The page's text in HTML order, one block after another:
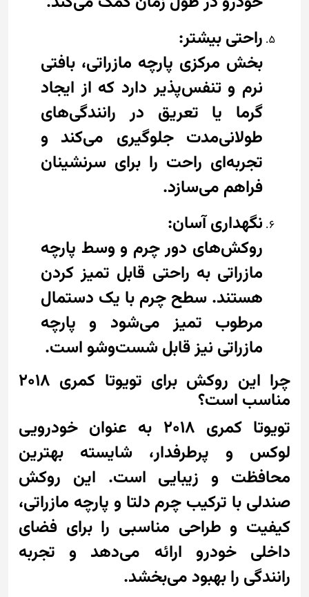
راحتی بیشتر:
بخش مرکزی پارچه مازراتی، بافتی
نرم و تنفس‌پذیر دارد که از ایجاد
گرما یا تعریق در رانندگی‌های
طولانی‌مدت جلوگیری می‌کند و
تجربه‌ای راحت را برای سرنشینان
فراهم می‌سازد.
نگهداری آسان:
روکش‌های دور چرم و وسط پارچه
مازراتی به راحتی قابل تمیز کردن
هستند. سطح چرم با یک دستمال
مرطوب تمیز می‌شود و پارچه
مازراتی نیز قابل شست‌وشو است.
چرا این روکش برای تویوتا کمری 2018
مناسب است؟
تویوتا کمری 2018 به عنوان خودرویی
لوکس و پرطرفدار، شایسته بهترین
محافظت و زیبایی است. این روکش
صندلی با ترکیب چرم دلتا و پارچه مازراتی،
کیفیت و طراحی مناسبی را برای فضای
داخلی خودرو ارائه می‌دهد و تجربه
رانندگی را بهبود می‌بخشد.